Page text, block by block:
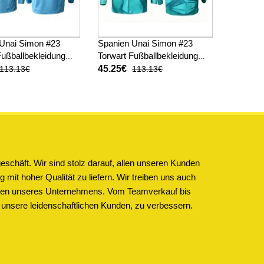
Simon #23
WM 2026
113.13€
Spanien Unai Simon #23
Torwart Fußballbekleidung
Auswärtstrikot WM 2026
45.25€ 113.13€
Wir sind stolz darauf, allen unseren Kunden
mit hoher Qualität zu liefern. Wir treiben uns auch
unseres Unternehmens. Vom Teamverkauf bis
leidenschaftlichen Kunden, zu verbessern.